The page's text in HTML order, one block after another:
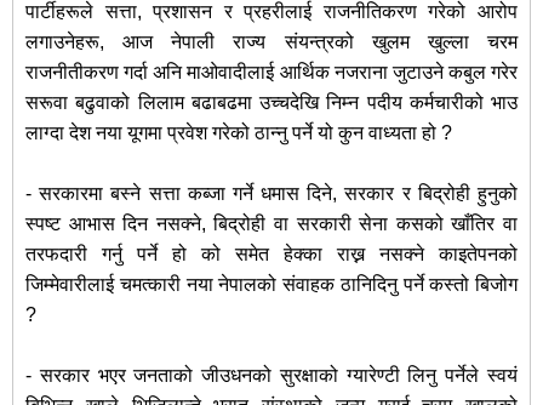
पार्टीहरूले सत्ता, प्रशासन र प्रहरीलाई राजनीतिकरण गरेको आरोप
लगाउनेहरू, आज नेपाली राज्य संयन्त्रको खुलम खुल्ला चरम
राजनीतीकरण गर्दा अनि माओवादीलाई आर्थिक नजराना जुटाउने कबुल गरेर
सरूवा बढुवाको लिलाम बढाबढमा उच्चदेखि निम्न पदीय कर्मचारीको भाउ
लाग्दा देश नया यूगमा प्रवेश गरेको ठान्नु पर्ने यो कुन वाध्यता हो ?
- सरकारमा बस्ने सत्ता कब्जा गर्ने धमास दिने, सरकार र बिद्रोही हुनुको
स्पष्ट आभास दिन नसक्ने, बिद्रोही वा सरकारी सेना कसको खाँतिर वा
तरफदारी गर्नु पर्ने हो को समेत हेक्का राख्न नसक्ने काइतेपनको
जिम्मेवारीलाई चमत्कारी नया नेपालको संवाहक ठानिदिनु पर्ने कस्तो बिजोग
?
- सरकार भएर जनताको जीउधनको सुरक्षाको ग्यारेण्टी लिनु पर्नेले स्वयं